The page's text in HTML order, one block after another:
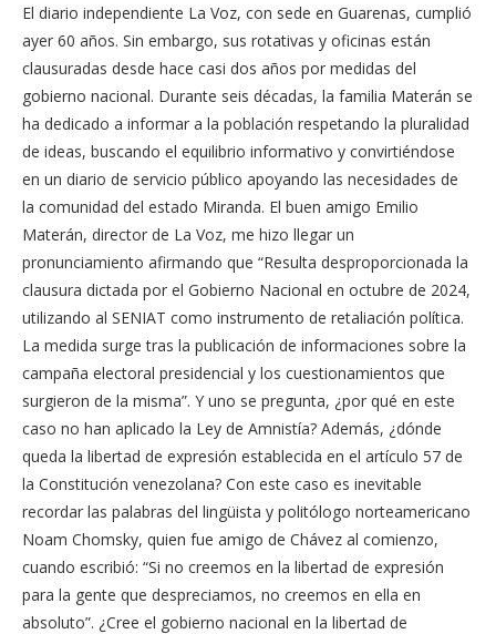
El diario independiente La Voz, con sede en Guarenas, cumplió
ayer 60 años. Sin embargo, sus rotativas y oficinas están
clausuradas desde hace casi dos años por medidas del
gobierno nacional. Durante seis décadas, la familia Materán se
ha dedicado a informar a la población respetando la pluralidad
de ideas, buscando el equilibrio informativo y convirtiéndose
en un diario de servicio público apoyando las necesidades de
la comunidad del estado Miranda. El buen amigo Emilio
Materán, director de La Voz, me hizo llegar un
pronunciamiento afirmando que “Resulta desproporcionada la
clausura dictada por el Gobierno Nacional en octubre de 2024,
utilizando al SENIAT como instrumento de retaliación política.
La medida surge tras la publicación de informaciones sobre la
campaña electoral presidencial y los cuestionamientos que
surgieron de la misma”. Y uno se pregunta, ¿por qué en este
caso no han aplicado la Ley de Amnistía? Además, ¿dónde
queda la libertad de expresión establecida en el artículo 57 de
la Constitución venezolana? Con este caso es inevitable
recordar las palabras del lingüista y politólogo norteamericano
Noam Chomsky, quien fue amigo de Chávez al comienzo,
cuando escribió: “Si no creemos en la libertad de expresión
para la gente que despreciamos, no creemos en ella en
absoluto”. ¿Cree el gobierno nacional en la libertad de